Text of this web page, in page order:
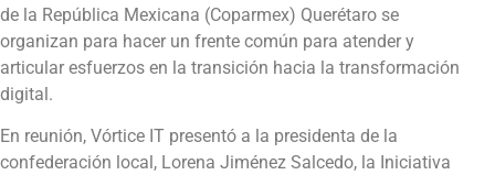
de la República Mexicana (Coparmex) Querétaro se
organizan para hacer un frente común para atender y
articular esfuerzos en la transición hacia la transformación
digital.
En reunión, Vórtice IT presentó a la presidenta de la
confederación local, Lorena Jiménez Salcedo, la Iniciativa